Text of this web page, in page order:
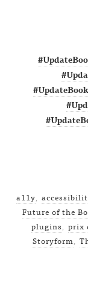
a11y,
Future of the
plugins, prix
Storyform,